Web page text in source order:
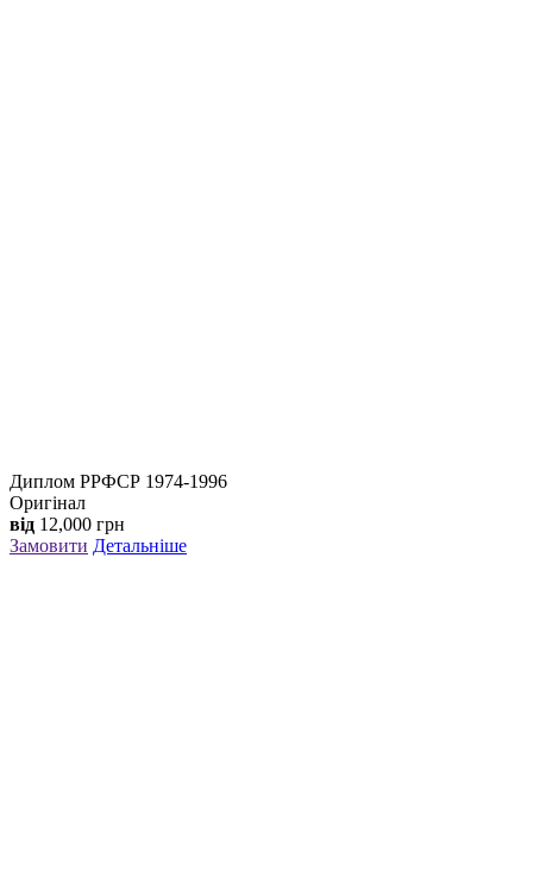
Диплом РРФСР 1974-1996
Оригінал
від 12,000 грн
Замовити Детальніше